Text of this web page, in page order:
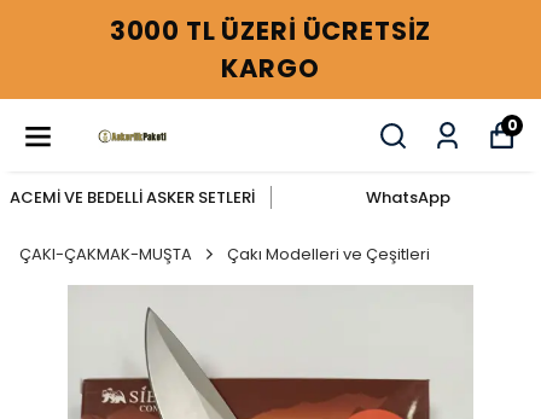
3000 TL ÜZERİ ÜCRETSİZ
KARGO
0
ACEMİ VE BEDELLİ ASKER SETLERİ WhatsApp
ÇAKI-ÇAKMAK-MUŞTA Çakı Modelleri ve Çeşitleri